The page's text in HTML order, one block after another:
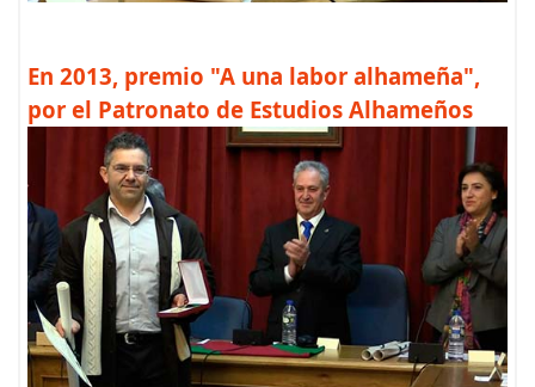
En 2013, premio "A una labor alhameña",
por el Patronato de Estudios Alhameños